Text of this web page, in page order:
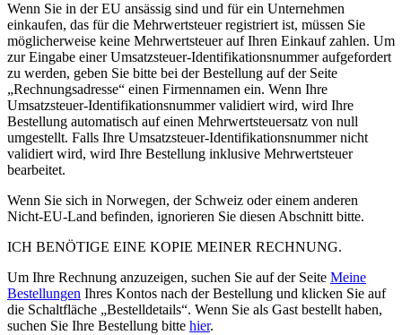
Wenn Sie in der EU ansässig sind und für ein Unternehmen
einkaufen, das für die Mehrwertsteuer registriert ist, müssen Sie
möglicherweise keine Mehrwertsteuer auf Ihren Einkauf zahlen. Um
zur Eingabe einer Umsatzsteuer-Identifikationsnummer aufgefordert
zu werden, geben Sie bitte bei der Bestellung auf der Seite
„Rechnungsadresse“ einen Firmennamen ein. Wenn Ihre
Umsatzsteuer-Identifikationsnummer validiert wird, wird Ihre
Bestellung automatisch auf einen Mehrwertsteuersatz von null
umgestellt. Falls Ihre Umsatzsteuer-Identifikationsnummer nicht
validiert wird, wird Ihre Bestellung inklusive Mehrwertsteuer
bearbeitet.
Wenn Sie sich in Norwegen, der Schweiz oder einem anderen
Nicht-EU-Land befinden, ignorieren Sie diesen Abschnitt bitte.
ICH BENÖTIGE EINE KOPIE MEINER RECHNUNG.
Um Ihre Rechnung anzuzeigen, suchen Sie auf der Seite Meine
Bestellungen Ihres Kontos nach der Bestellung und klicken Sie auf
die Schaltfläche „Bestelldetails“. Wenn Sie als Gast bestellt haben,
suchen Sie Ihre Bestellung bitte hier.